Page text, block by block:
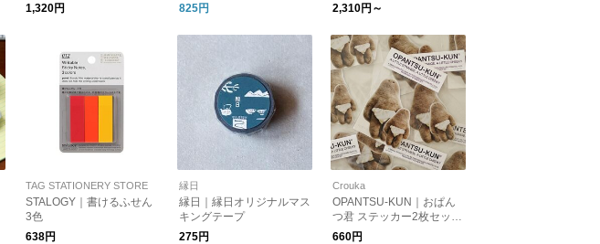
1,320円
C01 J243SC01 ジョイス
アディッド
825円
2,310円～
TAG STATIONERY STORE
STALOGY｜書けるふせん
3色
638円
縁日
縁日｜縁日オリジナルマス
キングテープ
275円
Crouka
OPANTSU-KUN｜おぱん
つ君 ステッカー2枚セット
シール 雑貨 おぱんつくん
660円